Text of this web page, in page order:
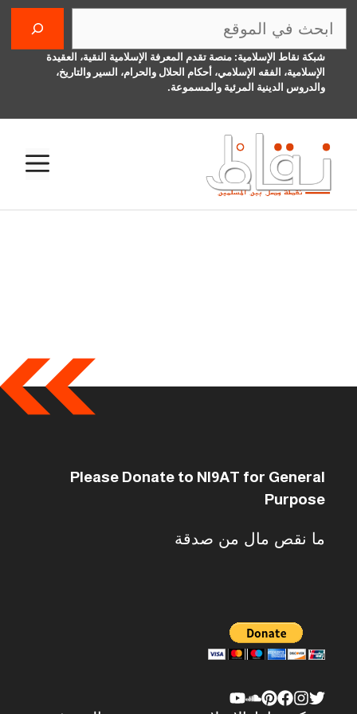
انتقل
المحتوىشبكة نقاط الإسلامية: منصة تقدم المعرفة الإسلامية النقية، العقيدة
الإسلامية، الفقه الإسلامي، أحكام الحلال والحرام، السير والتاريخ،
والدروس الدينية المرئية والمسموعة.
Please Donate to NI9AT for General
Purpose
ما نقص مال من صدقة